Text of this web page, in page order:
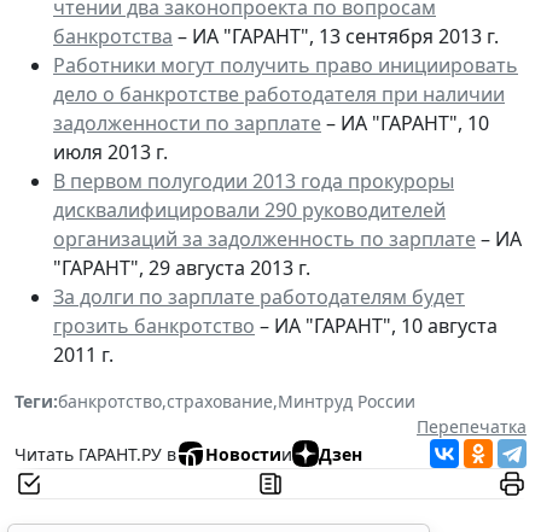
чтении два законопроекта по вопросам
банкротства – ИА "ГАРАНТ", 13 сентября 2013 г.
Работники могут получить право инициировать
дело о банкротстве работодателя при наличии
задолженности по зарплате– ИА "ГАРАНТ", 10
июля 2013 г.
В первом полугодии 2013 года прокуроры
дисквалифицировали 290 руководителей
организаций за задолженность по зарплате– ИА
"ГАРАНТ", 29 августа 2013 г.
За долги по зарплате работодателям будет
грозить банкротство – ИА "ГАРАНТ", 10 августа
2011 г.
Теги:банкротство,страхование,Минтруд России
Перепечатка
Читать ГАРАНТ.РУ в
Новостии Дзен